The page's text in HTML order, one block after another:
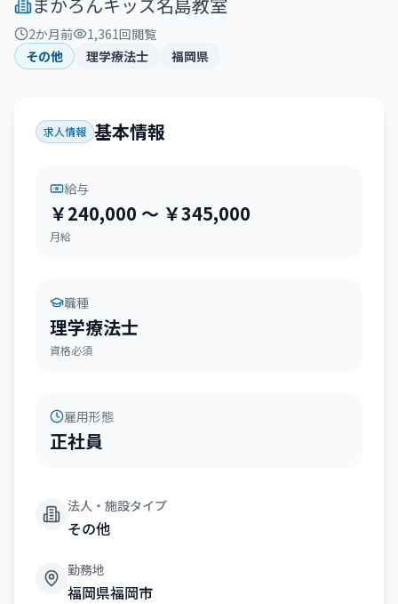
2か月前 1,361回閲覧
その他
理学療法士 福岡県
求人情報 基本情報
給与
￥240,000 〜 ￥345,000
月給
職種
理学療法士
資格必須
雇用形態
正社員
法人・施設タイプ
その他
勤務地
福岡県福岡市